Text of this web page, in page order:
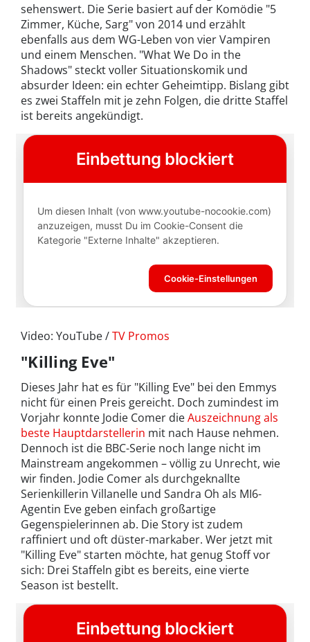
sehenswert. Die Serie basiert auf der Komödie "5
Zimmer, Küche, Sarg" von 2014 und erzählt
ebenfalls aus dem WG-Leben von vier Vampiren
und einem Menschen. "What We Do in the
Shadows" steckt voller Situationskomik und
absurder Ideen: ein echter Geheimtipp. Bislang gibt
es zwei Staffeln mit je zehn Folgen, die dritte Staffel
ist bereits angekündigt.
Video: YouTube /TV Promos
"Killing Eve"
Dieses Jahr hat es für "Killing Eve" bei den Emmys
nicht für einen Preis gereicht. Doch zumindest im
Vorjahr konnte Jodie Comer dieAuszeichnung als
beste Hauptdarstellerin mit nach Hause nehmen.
Dennoch ist die BBC-Serie noch lange nicht im
Mainstream angekommen – völlig zu Unrecht, wie
wir finden. Jodie Comer als durchgeknallte
Serienkillerin Villanelle und Sandra Oh als MI6-
Agentin Eve geben einfach großartige
Gegenspielerinnen ab. Die Story ist zudem
raffiniert und oft düster-markaber. Wer jetzt mit
"Killing Eve" starten möchte, hat genug Stoff vor
sich: Drei Staffeln gibt es bereits, eine vierte
Season ist bestellt.